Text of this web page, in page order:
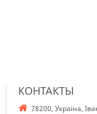
КОНТАКТЫ
78200, Україна,